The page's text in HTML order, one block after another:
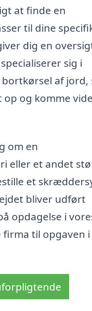
at finde en
til dine
dig en
sig i
af jord,
og komme
om en
eller et andet
et
bliver udført
opdagelse i
til opgaven i